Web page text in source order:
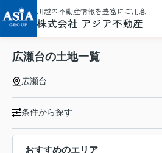
川越の不動産情報を豊富にご用意
株式会社 アジア不動産
広瀬台の土地一覧
広瀬台
条件から探す
おすすめのエリア